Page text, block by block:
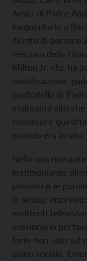
Amici di Padre
frequentarlo a
diretto di parroco
vescovo della
Milton Jr. che ha
beatificazione,
confratello di
moltissimi altri
conoscere
quando era in vita.
Nella una
testimonianze
pensieri e le
in alcune
emittenti
missionario
forte non solo sul
piano sociale.